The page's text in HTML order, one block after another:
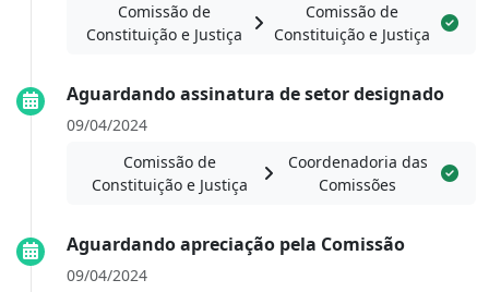
Comissão de
Constituição e Justiça
Comissão de
Constituição e Justiça
Aguardando assinatura de setor designado
09/04/2024
Comissão de
Constituição e Justiça
Coordenadoria das
Comissões
Aguardando apreciação pela Comissão
09/04/2024